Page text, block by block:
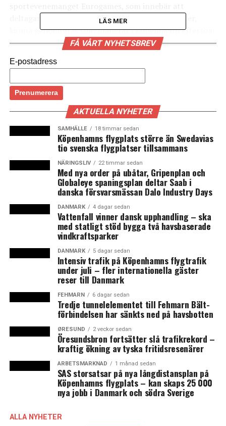
deltagare möts i turneringar inom 29 olika sporter,
kunna genomföras som planerat i Köpenhamn eftersom
amatöridrott under coronapandemin är tillåtet i
Copenhagen 2021 i ett pressmeddelande
den danska regeringen har beslutat om nya
restriktioner för att begränsa smittspridningen vid
evenemang, konserter och festivaler. Från den 1 augusti
är det tillåtet med högst 5 000 personer vid stora
konserter om de är uppdelade i sektioner med 500.
Även aktiviteterna i Malmö tvingas att begränsas i
omfattning och bli mer digitala. Inga scenakter kommer
meddelar Malmö stad. Föreläsningar,
workshops, debatter och seminarier, som kommer att
finnas i WorldPride house i Malmö Live konserthus,
kommer att genomföras för ett begränsat antal
besökare och sändas digitalt. I Folkets park kommer
World Pride park att sättas upp, men i en mindre
storlek än planerat. Arrangörerna av WorldPride tror
även att festivalen kommer att besökas av betydligt
färre utländska gäster än den cirka en miljon besökare
man först räknat med.
(News Øresund)
Malmöfestivalen ställs in i år
Sverige: större publik och fler deltagare tillåts på
arrangemang från 1 juni
LÄS MER
FÅ VÅRT NYHETSBREV
E-postadress
AKTUELLA NYHETER
SAMHÄLLE 18 timmar sedan
Köpenhamns flygplats större än Swedavias
tio svenska flygplatser tillsammans
NÄRINGSLIV 22 timmar sedan
Med nya order på ubåtar, Gripenplan och
Globaleye spaningsplan deltar Saab i
danska försvarsmässan Dalo Industry Days
DANMARK 4 dagar sedan
Vattenfall vinner dansk upphandling – ska
med statligt stöd bygga två havsbaserade
vindkraftsparker
DANMARK 5 dagar sedan
Intensiv trafik på Köpenhamns flygtrafik
under juli – fler internationella gäster
reser till Danmark
FEHMARN 6 dagar sedan
Tredje tunnelelementet till Fehmarn Bält-
förbindelsen har sänkts ned på havsbotten
ØRESUND 2 veckor sedan
Öresundsbron fortsätter slå trafikrekord –
kraftig ökning av tyska fritidsresenärer
ARBETSMARKNAD 1 månad sedan
SAS storsatsar på nya långdistansplan på
Köpenhamns flygplats – kan skaps 25 000
nya jobb i Danmark och södra Sverige
ALLA NYHETER